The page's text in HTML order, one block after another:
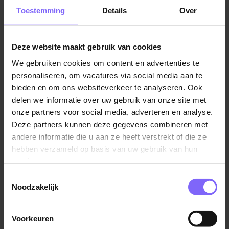
Toestemming Details Over
Deze website maakt gebruik van cookies
We gebruiken cookies om content en advertenties te
personaliseren, om vacatures via social media aan te
bieden en om ons websiteverkeer te analyseren. Ook
delen we informatie over uw gebruik van onze site met
onze partners voor social media, adverteren en analyse.
Deze partners kunnen deze gegevens combineren met
andere informatie die u aan ze heeft verstrekt of die ze
hebben verzameld op basis van uw gebruik van hun
Noodzakelijk
Voorkeuren
9. Onderwijs en Opleiding
De groeiende bevolking en de vraag naar
gekwalificeerde onderwijsprofessionals zorgen voor
kansen in het onderwijs en opleidingsgebied.
Check hier alle onderwijs vacatures!
10. Creatieve Industrie
Limburg kent een opkomende creatieve sector,
waarin kunstenaars, ontwerpers, marketeers en
media-professionals volop mogelijkheden hebben.
Alle marketing vacatures vind je door op deze link te